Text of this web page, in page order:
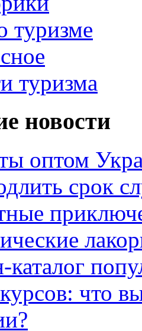
туризме
туризма
новости
оптом
срок
что